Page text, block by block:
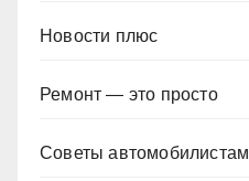
Новости плюс
Ремонт — это просто
Советы автомобилистам